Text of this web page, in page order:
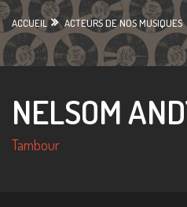
ACCUEIL ACTEURS DE NOS MUSIQUES
NELSOM
Tambour